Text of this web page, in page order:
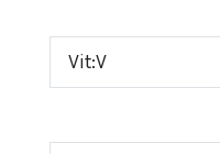
Vit:V